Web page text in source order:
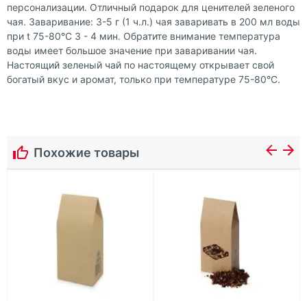
персонализации. Отличный подарок для ценителей зеленого
чая. Заваривание: 3-5 г (1 ч.л.) чая заваривать в 200 мл воды
при t 75-80°С 3 - 4 мин. Обратите внимание температура
воды имеет большое значение при заваривании чая.
Настоящий зеленый чай по настоящему открывает свой
богатый вкус и аромат, только при температуре 75-80°С.
Похожие товары